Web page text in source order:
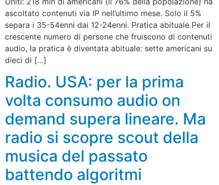
ascoltato contenuti via IP nell’ultimo mese. Solo il 5%
separa i 35-54enni dai 12-24enni. Pratica abituale Per il
crescente numero di persone che fruiscono di contenuti
audio, la pratica è diventata abituale: sette americani su
dieci di […]
Radio. USA: per la prima
volta consumo audio on
demand supera lineare. Ma
radio si scopre scout della
musica del passato
battendo algoritmi